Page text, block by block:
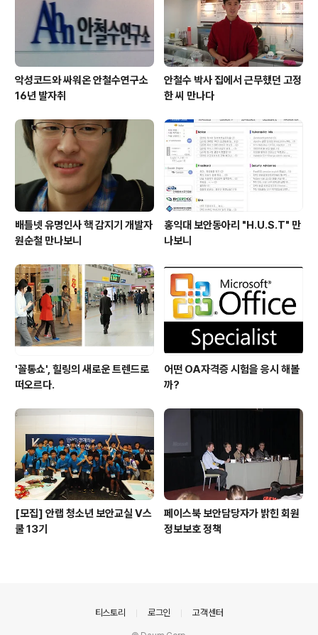
를 효과적으로 전달할 수 있는 프리젠테이션 스킬과 풍부
한 스토리(콘텐츠)가..
악성코드와 싸워온 안철수연구소
16년 발자취
안철수 박사 집에서 근무했던 고정
한 씨 만나다
배틀넷 유명인사 핵 감지기 개발자
원순철 만나보니
홍익대 보안동아리 "H.U.S.T" 만
나보니
'꼴통쇼', 힐링의 새로운 트렌드로
떠오르다.
어떤 OA자격증 시험을 응시 해볼
까?
[모집] 안랩 청소년 보안교실 V스
쿨 13기
페이스북 보안담당자가 밝힌 회원
정보보호 정책
티스토리 로그인 고객센터